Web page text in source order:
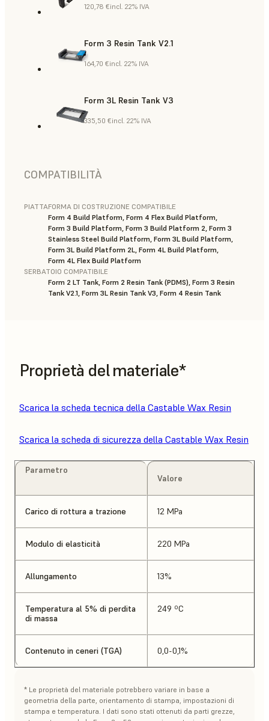
120,78 €incl. 22% IVA
Form 3 Resin Tank V2.1
164,70 €incl. 22% IVA
Form 3L Resin Tank V3
335,50 €incl. 22% IVA
COMPATIBILITÀ
PIATTAFORMA DI COSTRUZIONE COMPATIBILE
Form 4 Build Platform, Form 4 Flex Build Platform,
Form 3 Build Platform, Form 3 Build Platform 2, Form 3
Stainless Steel Build Platform, Form 3L Build Platform,
Form 3L Build Platform 2L, Form 4L Build Platform,
Form 4L Flex Build Platform
SERBATOIO COMPATIBILE
Form 2 LT Tank, Form 2 Resin Tank (PDMS), Form 3 Resin
Tank V2.1, Form 3L Resin Tank V3, Form 4 Resin Tank
Proprietà del materiale*
Scarica la scheda tecnica della Castable Wax Resin
Scarica la scheda di sicurezza della Castable Wax Resin
Parametro
Valore
Carico di rottura a trazione 12 MPa
Modulo di elasticità 220 MPa
Allungamento 13%
Temperatura al 5% di perdita
di massa
249 ºC
Contenuto in ceneri (TGA) 0,0-0,1%
* Le proprietà del materiale potrebbero variare in base a
geometria della parte, orientamento di stampa, impostazioni di
stampa e temperatura. I dati sono stati ottenuti da parti grezze,